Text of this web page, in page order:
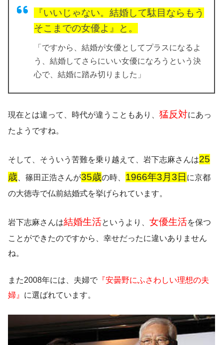
『いいじゃない。結婚して駄目ならもう
そこまでの女優よ』と。
「ですから、結婚が女優としてプラスになるよ
う、結婚してさらにいい女優になろうという決
心で、結婚に踏み切りました」
現在とは違って、時代が違うこともあり、 猛反対にあっ
たようですね。
そして、そういう苦難を乗り越えて、 岩下志麻さんは25
歳 、篠田正浩さんが35歳の時、 1966年3月3日 に京都
の大徳寺で仏前結婚式を挙げられています。
岩下志麻さんは結婚生活というより、 女優生活を保つ
ことができたのですから、幸せだったに違いありません
ね。
また2008年には、夫婦で 『安曇野にふさわしい理想の夫
婦』 に選ばれています。